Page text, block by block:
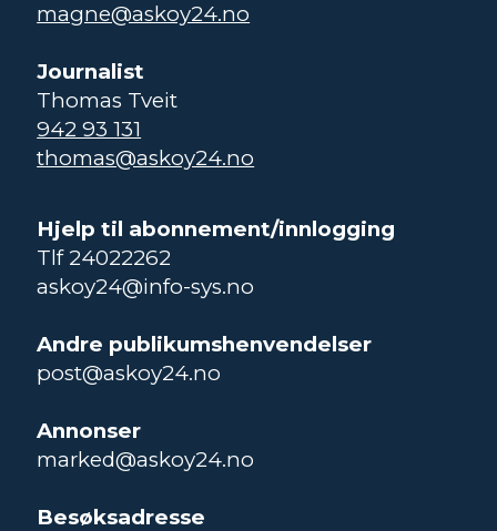
magne@askoy24.no
Journalist
Thomas Tveit
942 93 131
thomas@askoy24.no
Hjelp til abonnement/innlogging
Tlf 24022262
askoy24@info-sys.no
Andre publikumshenvendelser
post@askoy24.no
Annonser
marked@askoy24.no
Besøksadresse